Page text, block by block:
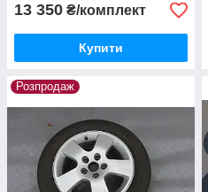
13 350 ₴/комплект
Купити
Розпродаж